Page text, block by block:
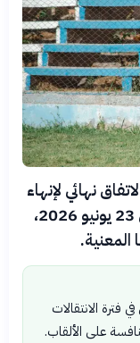
نهائي لإنهاء
ثلاث قضايا إيقاف قيد دولية، وذلك في 23 يونيو 2026،
الانتقالات
على الألقاب.